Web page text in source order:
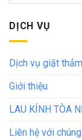
DỊCH VỤ
Dịch vụ giặt
Giới thiệu
LAU KÍNH TÒA
Liên hệ với